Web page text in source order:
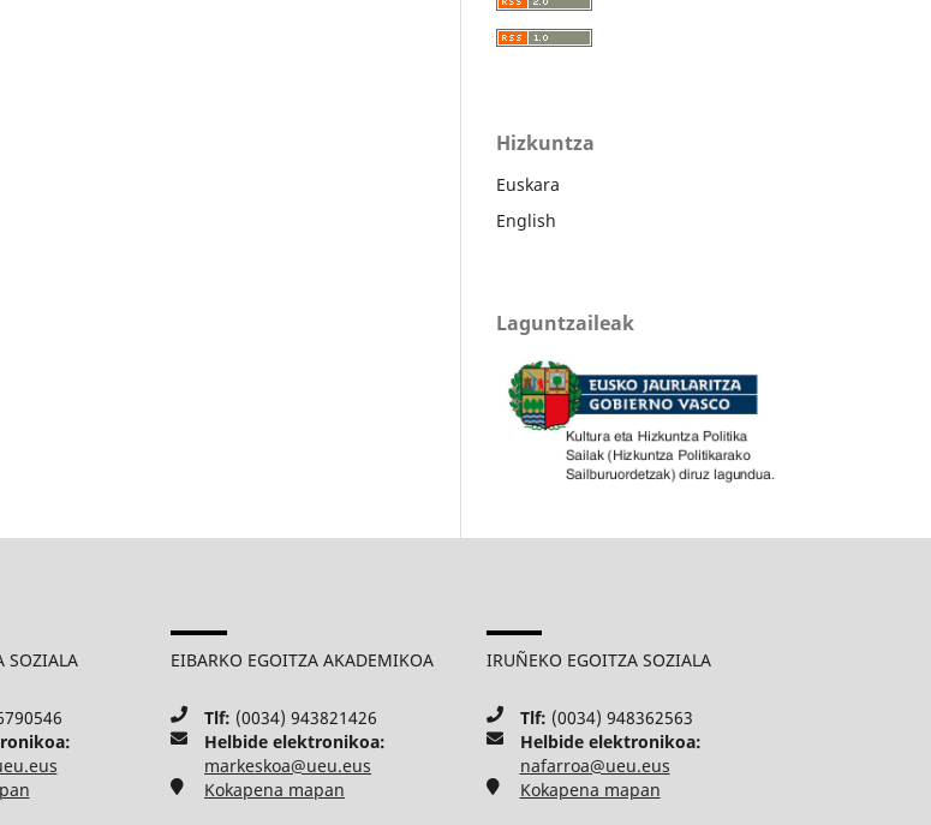
Hizkuntza
Euskara
English
Laguntzaileak
SOZIALA EIBARKO EGOITZA AKADEMIKOA
Tlf: (0034) 943821426
Helbide elektronikoa:
markeskoa@ueu.eus
Kokapena mapan
IRUÑEKO EGOITZA SOZIALA
Tlf: (0034) 948362563
Helbide elektronikoa:
nafarroa@ueu.eus
Kokapena mapan